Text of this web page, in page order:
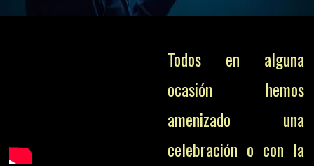
Todos en alguna
ocasión hemos
amenizado una
celebración o con la